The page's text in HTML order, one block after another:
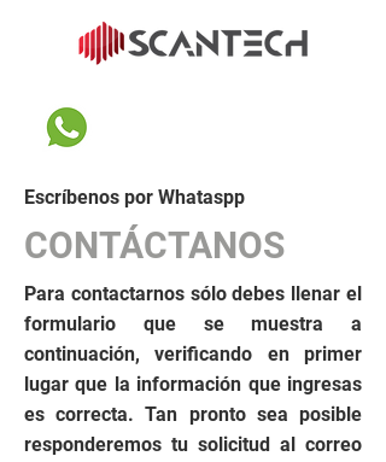
Escríbenos por Whataspp
CONTÁCTANOS
Para contactarnos sólo debes llenar el
formulario que se muestra a
continuación, verificando en primer
lugar que la información que ingresas
es correcta. Tan pronto sea posible
responderemos tu solicitud al correo